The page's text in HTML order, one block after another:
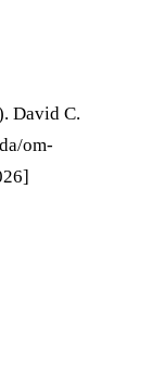
David C.
om-